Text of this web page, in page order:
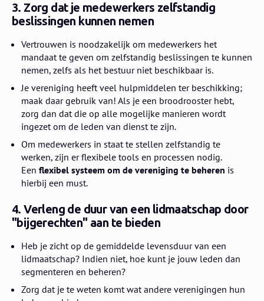
3. Zorg dat je medewerkers zelfstandig
beslissingen kunnen nemen
Vertrouwen is noodzakelijk om medewerkers het
mandaat te geven om zelfstandig beslissingen te kunnen
nemen, zelfs als het bestuur niet beschikbaar is.
Je vereniging heeft veel hulpmiddelen ter beschikking;
maak daar gebruik van! Als je een broodrooster hebt,
zorg dan dat die op alle mogelijke manieren wordt
ingezet om de leden van dienst te zijn.
Om medewerkers in staat te stellen zelfstandig te
werken, zijn er flexibele tools en processen nodig.
Een flexibel systeem om de vereniging te beheren is
hierbij een must.
4. Verleng de duur van een lidmaatschap door
"bijgerechten" aan te bieden
Heb je zicht op de gemiddelde levensduur van een
lidmaatschap? Indien niet, hoe kunt je jouw leden dan
segmenteren en beheren?
Zorg dat je te weten komt wat andere verenigingen hun